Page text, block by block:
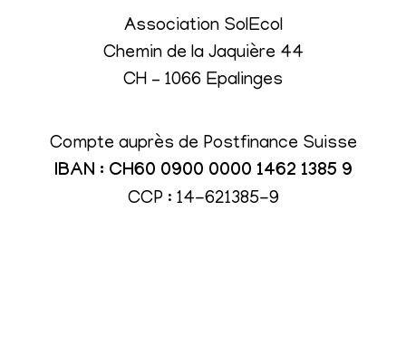
Association SolEcol
Chemin de la Jaquière 44
CH – 1066 Epalinges
Compte auprès de Postfinance Suisse
IBAN : CH60 0900 0000 1462 1385 9
CCP : 14-621385-9